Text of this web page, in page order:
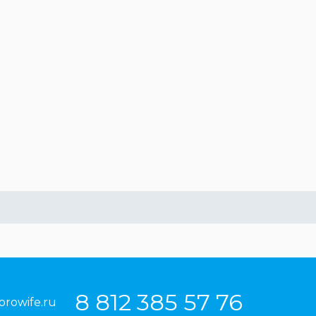
8 812 385 57 76